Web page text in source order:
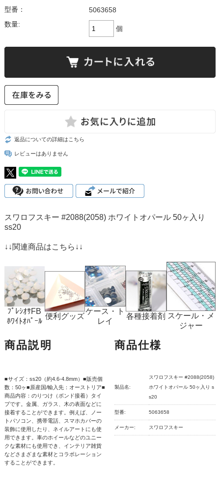
型番：
5063658
数量:
個
返品についての詳細はこちら
レビューはありません
スワロフスキー #2088(2058) ホワイトオパール 50ヶ入り
ss20
↓↓関連商品はこちら↓↓
ﾌﾟﾚｼｵｻFB
ﾎﾜｲﾄｵﾊﾟｰﾙ
便利グッズ
ケース・ト
レイ
各種接着剤 スケール・メ
ジャー
商品説明
■サイズ：ss20（約4.6-4.8mm）■販売個
数：50ヶ■原産国/輸入先：オーストリア■
商品内容：のりつけ（ボンド接着）タイ
プです。金属、ガラス、木の表面などに
接着することができます。例えば、ノー
トパソコン、携帯電話、スマホカバーの
装飾に使用したり、ネイルアートにも使
用できます。車のホイールなどのユニー
クな素材にも使用でき、インテリア雑貨
などさまざまな素材とコラボレーション
することができます。
商品仕様
製品名:
スワロフスキー #2088(2058)
ホワイトオパール 50ヶ入り s
s20
型番: 5063658
メーカー: スワロフスキー